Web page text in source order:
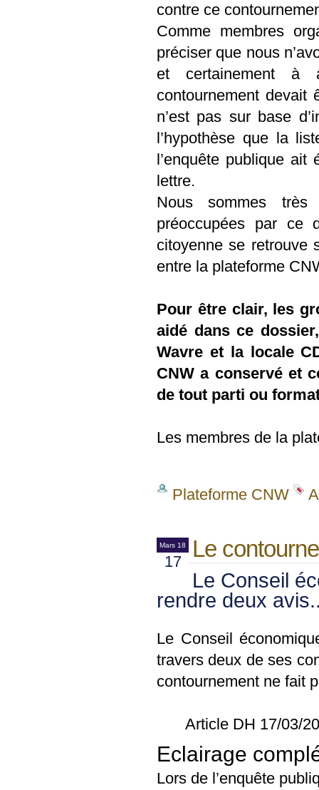
contre ce
Comme membres
préciser que nous
et certainement à
contournement devait
n’est pas sur base
l’hypothèse que la
l’enquête publique ait
lettre.
Nous sommes très
préoccupées par ce
citoyenne se retrouve
entre la plateforme
Pour être clair, les
aidé dans ce
Wavre et la locale
CNW a conservé et
de tout parti ou
Les membres de la
Plateforme CNW
Mars 18
17 Le
Le Conseil
rendre deux
Le Conseil
travers deux de ses
contournement ne fait
Article DH 17/03/
Eclairage
Lors de l’enquête